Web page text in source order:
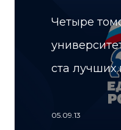
Четыре
ста лучших
05.09.13